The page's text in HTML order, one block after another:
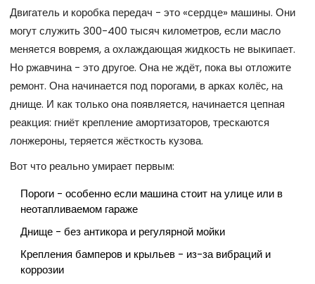
Двигатель и коробка передач - это «сердце» машины. Они
могут служить 300-400 тысяч километров, если масло
меняется вовремя, а охлаждающая жидкость не выкипает.
Но ржавчина - это другое. Она не ждёт, пока вы отложите
ремонт. Она начинается под порогами, в арках колёс, на
днище. И как только она появляется, начинается цепная
реакция: гниёт крепление амортизаторов, трескаются
лонжероны, теряется жёсткость кузова.
Вот что реально умирает первым:
Пороги - особенно если машина стоит на улице или в
неотапливаемом гараже
Днище - без антикора и регулярной мойки
Крепления бамперов и крыльев - из-за вибраций и
коррозии